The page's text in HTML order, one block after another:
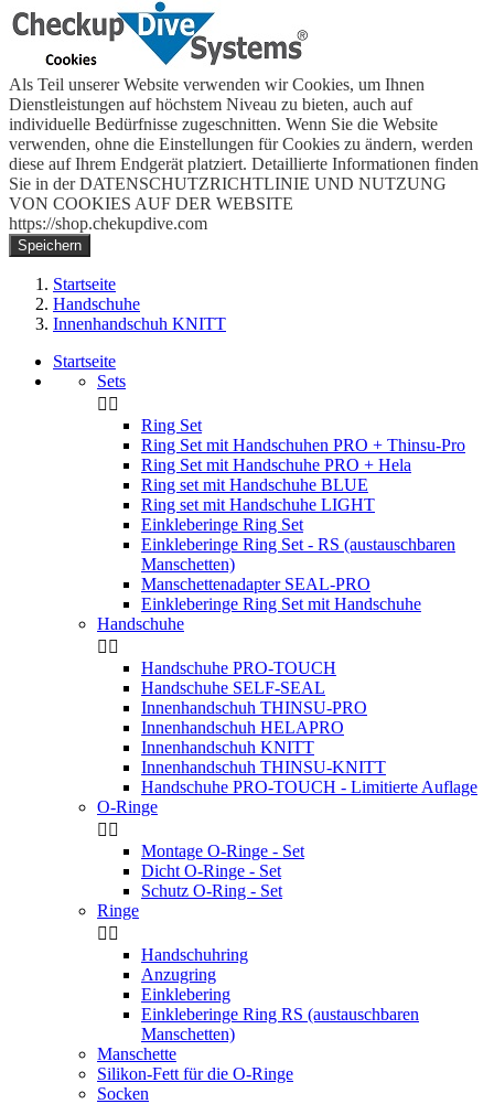
Als Teil unserer Website verwenden wir Cookies, um Ihnen
Dienstleistungen auf höchstem Niveau zu bieten, auch auf
individuelle Bedürfnisse zugeschnitten. Wenn Sie die Website
verwenden, ohne die Einstellungen für Cookies zu ändern, werden
diese auf Ihrem Endgerät platziert. Detaillierte Informationen finden
Sie in der DATENSCHUTZRICHTLINIE UND NUTZUNG
VON COOKIES AUF DER WEBSITE
https://shop.chekupdive.com
Speichern
Startseite
Handschuhe
Innenhandschuh KNITT
Startseite
Sets
 
Ring Set
Ring Set mit Handschuhen PRO + Thinsu-Pro
Ring Set mit Handschuhe PRO + Hela
Ring set mit Handschuhe BLUE
Ring set mit Handschuhe LIGHT
Einkleberinge Ring Set
Einkleberinge Ring Set - RS (austauschbaren
Manschetten)
Manschettenadapter SEAL-PRO
Einkleberinge Ring Set mit Handschuhe
Handschuhe
 
Handschuhe PRO-TOUCH
Handschuhe SELF-SEAL
Innenhandschuh THINSU-PRO
Innenhandschuh HELAPRO
Innenhandschuh KNITT
Innenhandschuh THINSU-KNITT
Handschuhe PRO-TOUCH - Limitierte Auflage
O-Ringe
 
Montage O-Ringe - Set
Dicht O-Ringe - Set
Schutz O-Ring - Set
Ringe
 
Handschuhring
Anzugring
Einklebering
Einkleberinge Ring RS (austauschbaren
Manschetten)
Manschette
Silikon-Fett für die O-Ringe
Socken